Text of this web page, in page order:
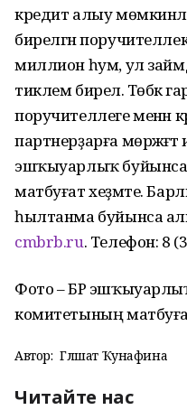
кредит алыу
бирелгән
миллион һум, ул
тиклем бирелә. Төбәк
поручителлеге менән
партнерҙарға мөрәжәғәт
эшҡыуарлыҡ буйынса
матбуғат хеҙмәте.
һылтанма буйынса
cmbrb.ru. Телефон: 8
Фото – БР эшҡыуарлыҡ
комитетының
Автор: Гөлшат Ҡунафина
Читайте нас